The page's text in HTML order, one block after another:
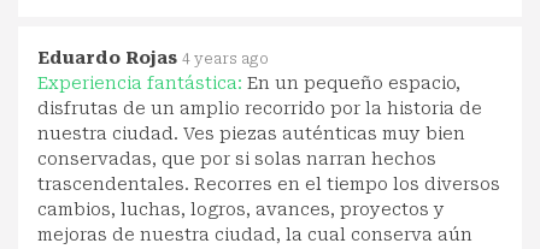
Eduardo Rojas 4 years ago
Experiencia fantástica: En un pequeño espacio,
disfrutas de un amplio recorrido por la historia de
nuestra ciudad. Ves piezas auténticas muy bien
conservadas, que por si solas narran hechos
trascendentales. Recorres en el tiempo los diversos
cambios, luchas, logros, avances, proyectos y
mejoras de nuestra ciudad, la cual conserva aún